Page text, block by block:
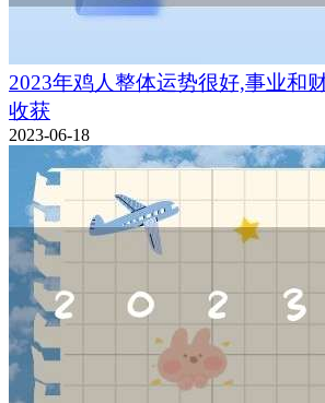
2023年鸡人整体运势很好,事业和
收获
2023-06-18